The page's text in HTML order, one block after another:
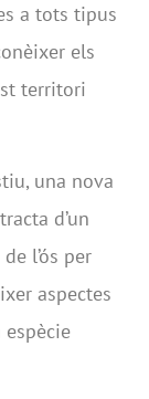
a tots tipus
els
territori
una nova
d’un
l’ós per
aspectes